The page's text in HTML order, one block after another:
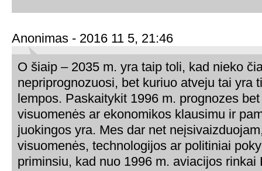
Anonimas - 2016 11 5, 21:46
O šiaip – 2035 m. yra taip toli, kad nieko
nepriprognozuosi, bet kuriuo atveju tai yra
lempos. Paskaitykit 1996 m. prognozes
visuomenės ar ekonomikos klausimu ir
juokingos yra. Mes dar net
visuomenės, technologijos ar politiniai
priminsiu, kad nuo 1996 m. aviacijos rinkai